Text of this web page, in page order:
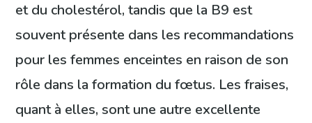
et du cholestérol, tandis que la B9 est
souvent présente dans les recommandations
pour les femmes enceintes en raison de son
rôle dans la formation du fœtus. Les fraises,
quant à elles, sont une autre excellente